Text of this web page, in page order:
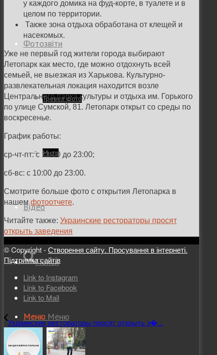
Фотозвіти
Тревел фото
Місто
Відео
Поиск
Меню Меню
у каждого домика на фуд-корте, в туалете и в
целом по территории.
Также зона отдыха обработана от клещей и
насекомых.
Уже не первый год жители города выбирают
Летопарк как место, где можно отдохнуть всей
семьей, не выезжая из Харькова. Культурно-
развлекательная локация находится возле
Центрального парка культуры и отдыха им. Горького
по улице Сумской, 81. Летопарк открыт со среды по
воскресенье.
График работы:
ср-чт-пт: с 11:00 до 23:00;
сб-вс: с 10:00 до 23:00.
Смотрите больше фото с открытия Летопарка в
нашем фотоотчете.
Читайте также: Украинские рестораторы просят
открыть заведения
© Copyright -Створення сайту. Просування в інтернеті.
Підтримка сайтів
Link to Instagram
Link to Facebook
Link to Mail
Украинские рестораторы просят открыть з�...